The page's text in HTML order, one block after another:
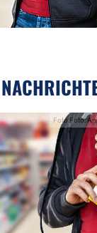
Foto:Foto: